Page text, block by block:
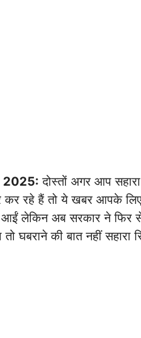
2025: दोस्तों अगर आप
रहे हैं तो ये खबर आपके
आईं लेकिन अब सरकार ने फिर
घबराने की बात नहीं